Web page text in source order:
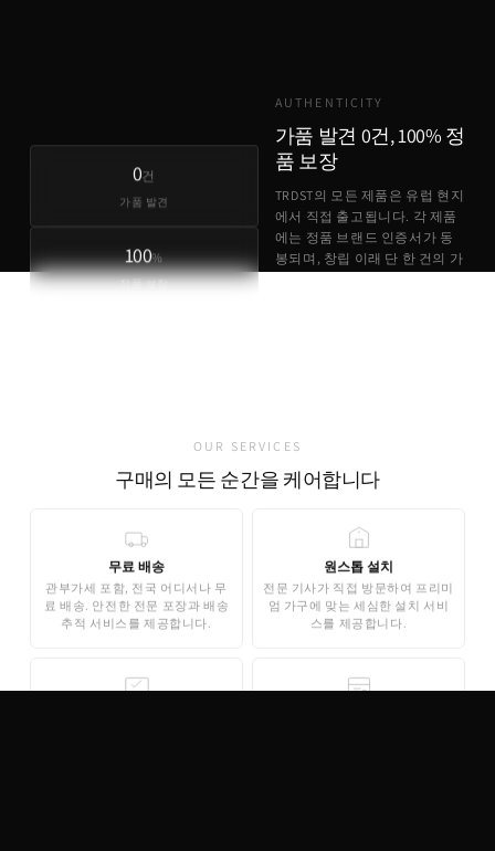
AUTHENTICITY
가품 발견 0건, 100% 정
품 보장
TRDST의 모든 제품은 유럽 현지
에서 직접 출고됩니다. 각 제품
에는 정품 브랜드 인증서가 동
봉되며, 창립 이래 단 한 건의 가
0건
가품 발견
100%
정품 보장
OUR SERVICES
구매의 모든 순간을 케어합니다
무료 배송
관부가세 포함, 전국 어디서나 무
료 배송. 안전한 전문 포장과 배송
추적 서비스를 제공합니다.
원스톱 설치
전문 기사가 직접 방문하여 프리미
엄 가구에 맞는 세심한 설치 서비
스를 제공합니다.